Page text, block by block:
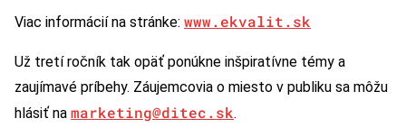
Viac informácií na stránke: www.ekvalit.sk
Už tretí ročník tak opäť ponúkne inšpiratívne témy a
zaujímavé príbehy. Záujemcovia o miesto v publiku sa môžu
hlásiť na marketing@ditec.sk.